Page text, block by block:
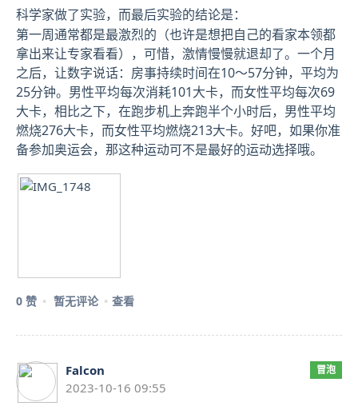
科学家做了实验，而最后实验的结论是：
第一周通常都是最激烈的（也许是想把自己的看家本领都
拿出来让专家看看），可惜，激情慢慢就退却了。一个月
之后，让数字说话：房事持续时间在10～57分钟，平均为
25分钟。男性平均每次消耗101大卡，而女性平均每次69
大卡，相比之下，在跑步机上奔跑半个小时后，男性平均
燃烧276大卡，而女性平均燃烧213大卡。好吧，如果你准
备参加奥运会，那这种运动可不是最好的运动选择哦。
0 赞 暂无评论 查看
Falcon
2023-10-16 09:55
冒泡